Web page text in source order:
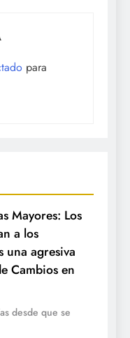
para
Mayores: Los
a los
una agresiva
Cambios en
desde que se